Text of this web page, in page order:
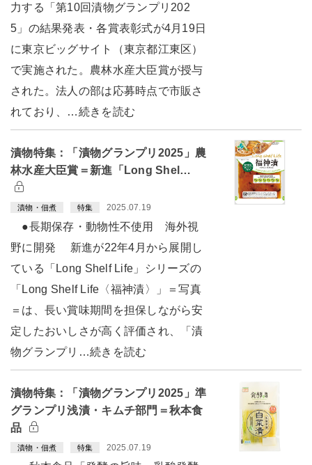
力する「第10回漬物グランプリ202
5」の結果発表・各賞表彰式が4月19日
に東京ビッグサイト（東京都江東区）
で実施された。農林水産大臣賞が授与
された。法人の部は応募時点で市販さ
れており、…続きを読む
漬物特集：「漬物グランプリ2025」農
林水産大臣賞＝新進「Long Shel…
漬物・佃煮 特集 2025.07.19
●長期保存・動物性不使用 海外視
野に開発 新進が22年4月から展開し
ている「Long Shelf Life」シリーズの
「Long Shelf Life〈福神漬〉」＝写真
＝は、長い賞味期間を担保しながら安
定したおいしさが高く評価され、「漬
物グランプリ…続きを読む
漬物特集：「漬物グランプリ2025」準
グランプリ浅漬・キムチ部門＝秋本食
品
漬物・佃煮 特集 2025.07.19